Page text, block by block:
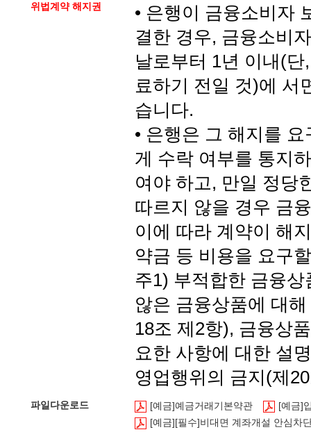
위법계약 해지권
• 은행이 금융소비자
결한 경우, 금융소비
날로부터 1년 이내(
료하기 전일 것)에 서
습니다.
• 은행은 그 해지를
게 수락 여부를 통지
여야 하고, 만일 정당
따르지 않을 경우 금
이에 따라 계약이 해
약금 등 비용을 요구
주1) 부적합한 금융
않은 금융상품에 대
18조 제2항), 금융상
요한 사항에 대한 설
영업행위의 금지(제
파일다운로드 [예금]예금거래기본약관
[예금]
[예금][필수]비대면 계좌개설 안심차